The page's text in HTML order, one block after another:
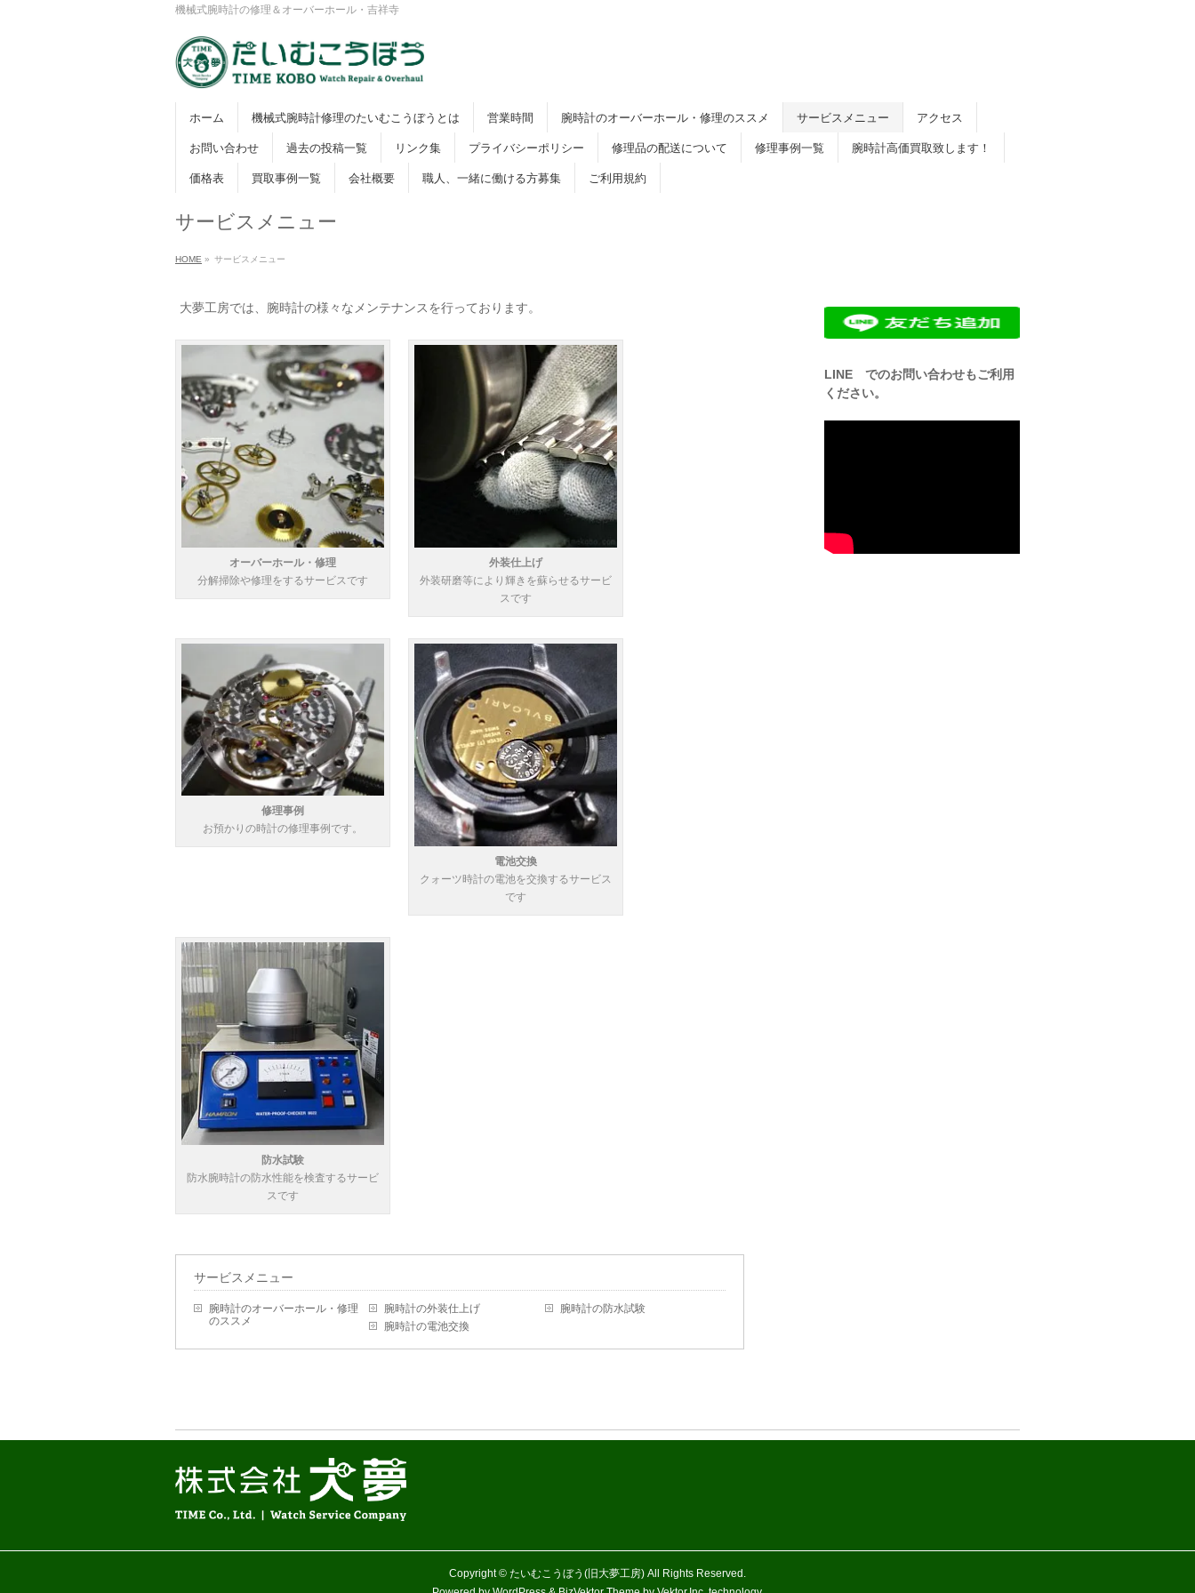
機械式腕時計の修理＆オーバーホール・吉祥寺
ホーム 機械式腕時計修理のたいむこうぼうとは 営業時間 腕時計のオーバーホール・修理のススメ サービスメニュー アクセス
お問い合わせ 過去の投稿一覧 リンク集 プライバシーポリシー 修理品の配送について 修理事例一覧 腕時計高価買取致します！
価格表 買取事例一覧 会社概要 職人、一緒に働ける方募集 ご利用規約
サービスメニュー
HOME » サービスメニュー
大夢工房では、腕時計の様々なメンテナンスを行っております。
オーバーホール・修理
分解掃除や修理をするサービスです
外装仕上げ
外装研磨等により輝きを蘇らせるサービ
スです
修理事例
お預かりの時計の修理事例です。
電池交換
クォーツ時計の電池を交換するサービス
です
防水試験
防水腕時計の防水性能を検査するサービ
スです
サービスメニュー
腕時計のオーバーホール・修理
のススメ
腕時計の外装仕上げ
腕時計の防水試験
腕時計の電池交換
LINE でのお問い合わせもご利用
ください。
Copyright © たいむこうぼう(旧大夢工房) All Rights Reserved.